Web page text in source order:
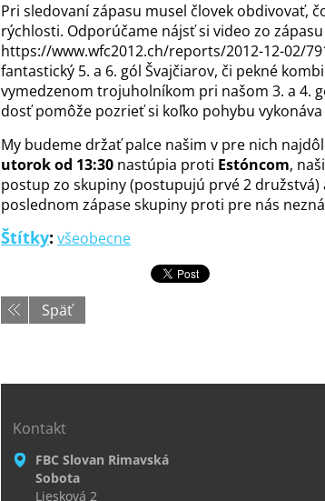
Pri sledovaní zápasu musel človek obdivovať,
rýchlosti. Odporúčame nájsť si video zo
https://www.wfc2012.ch/reports/2012-12-02/
fantastický 5. a 6. gól Švajčiarov, či pekné
vymedzenom trojuholníkom pri našom 3. a 4.
dosť pomôže pozrieť si koľko pohybu
My budeme držať palce našim v pre nich
utorok od 13:30 nastúpia proti Estóncom,
postup zo skupiny (postupujú prvé 2 družstvá)
poslednom zápase skupiny proti pre nás
Štítky: všeobecne
Späť
Kontakt
FBC Slovan Rimavská
Sobota
Liesková 2